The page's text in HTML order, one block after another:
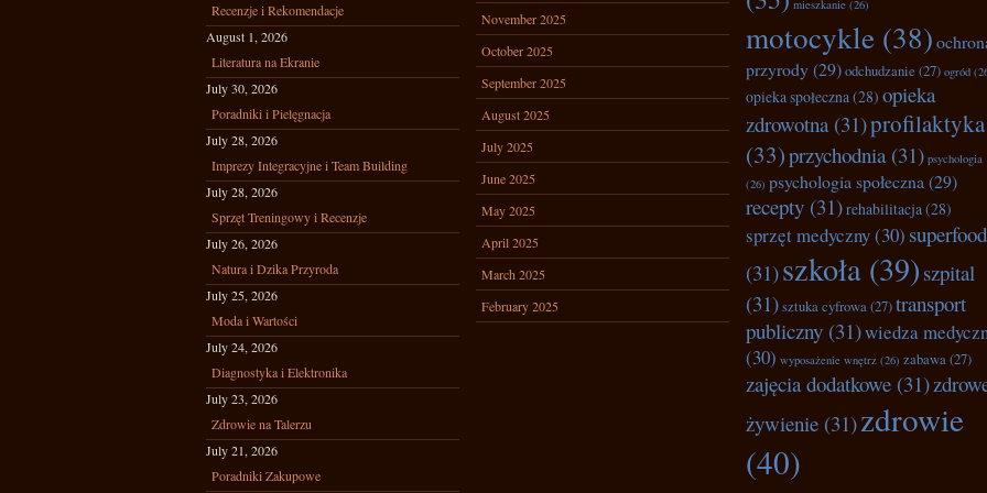
Recenzje i Rekomendacje
August 1, 2026
Literatura na Ekranie
July 30, 2026
Poradniki i Pielęgnacja
July 28, 2026
Imprezy Integracyjne i Team Building
July 28, 2026
Sprzęt Treningowy i Recenzje
July 26, 2026
Natura i Dzika Przyroda
July 25, 2026
Moda i Wartości
July 24, 2026
Diagnostyka i Elektronika
July 23, 2026
Zdrowie na Talerzu
July 21, 2026
Poradniki Zakupowe
November 2025
October 2025
September 2025
August 2025
July 2025
June 2025
May 2025
April 2025
March 2025
February 2025
mieszkanie (26)
motocykle (38)
przyrody(29)odchudzanie (27) ogród
opieka społeczna(28) opieka
zdrowotna(31)profilaktyka
(33)przychodnia(31) psychologia
(26) psychologia społeczna (29)
recepty (31)rehabilitacja(28)
sprzęt medyczny(30)
(31)szkoła (39) szpital
(31)sztuka cyfrowa(27)transport
publiczny (31)wiedza
(30) wyposażenie wnętrz (26) zabawa(27)
zajęcia dodatkowe (31)
żywienie (31)zdrowie
(40)